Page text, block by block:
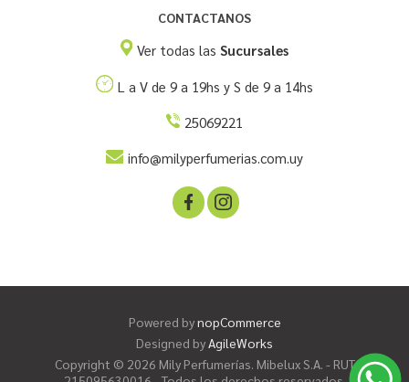
CONTACTANOS
Ver todas lasSucursales
L a V de 9 a 19hs y S de 9 a 14hs
25069221
info@milyperfumerias.com.uy
Powered bynopCommerce
Designed byAgileWorks
Copyright © 2026 Mily Perfumerías. Mibelux S.A. - RUT